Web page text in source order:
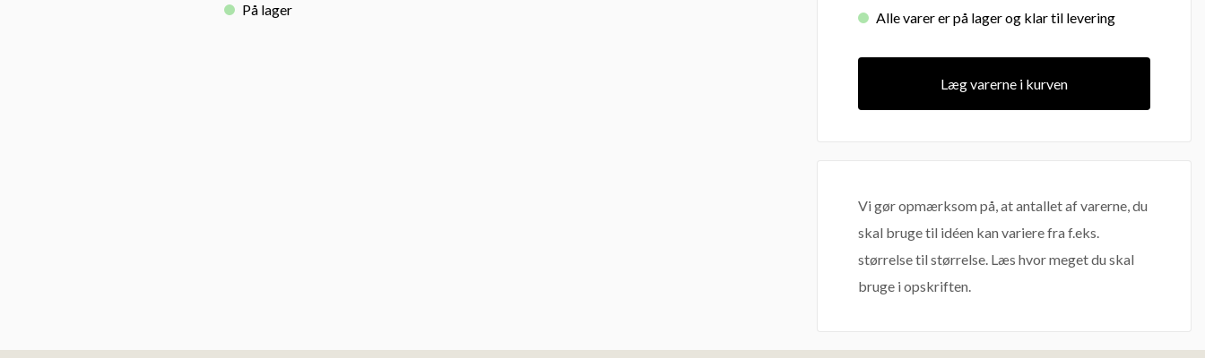
På lager Alle varer er på lager og klar til levering
Læg varerne i kurven
Vi gør opmærksom på, at antallet af varerne, du
skal bruge til idéen kan variere fra f.eks.
størrelse til størrelse. Læs hvor meget du skal
bruge i opskriften.